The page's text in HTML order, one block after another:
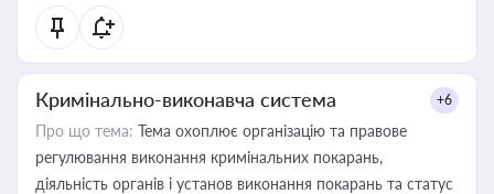
Кримінально-виконавча система +6
Про що тема: Тема охоплює організацію та правове
регулювання виконання кримінальних покарань,
діяльність органів і установ виконання покарань та статус